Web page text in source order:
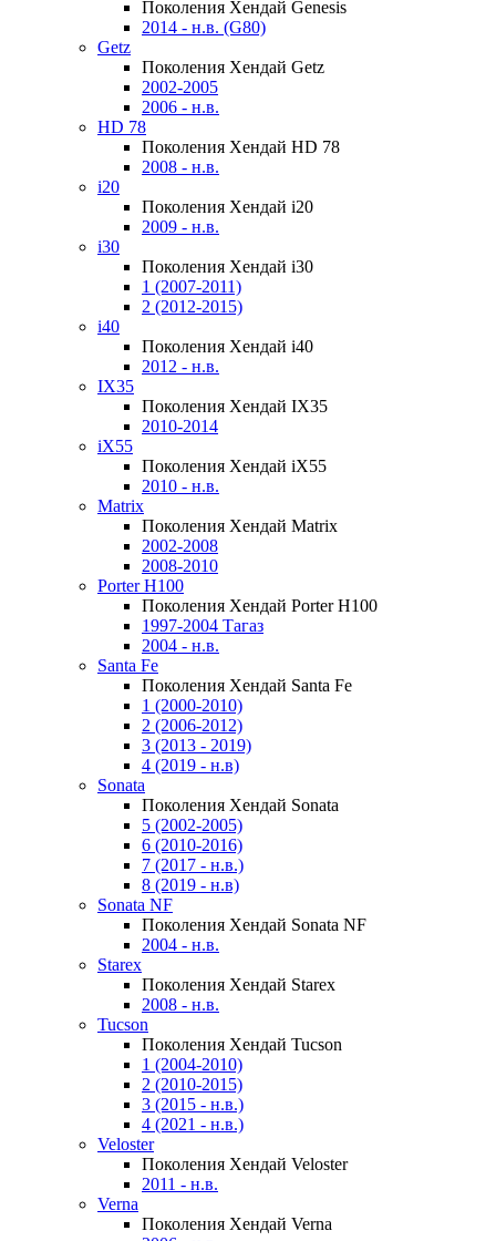
Поколения Хендай Genesis
2014 - н.в. (G80)
Getz
Поколения Хендай Getz
2002-2005
2006 - н.в.
HD 78
Поколения Хендай HD 78
2008 - н.в.
i20
Поколения Хендай i20
2009 - н.в.
i30
Поколения Хендай i30
1 (2007-2011)
2 (2012-2015)
i40
Поколения Хендай i40
2012 - н.в.
IX35
Поколения Хендай IX35
2010-2014
iX55
Поколения Хендай iX55
2010 - н.в.
Matrix
Поколения Хендай Matrix
2002-2008
2008-2010
Porter H100
Поколения Хендай Porter H100
1997-2004 Тагаз
2004 - н.в.
Santa Fe
Поколения Хендай Santa Fe
1 (2000-2010)
2 (2006-2012)
3 (2013 - 2019)
4 (2019 - н.в)
Sonata
Поколения Хендай Sonata
5 (2002-2005)
6 (2010-2016)
7 (2017 - н.в.)
8 (2019 - н.в)
Sonata NF
Поколения Хендай Sonata NF
2004 - н.в.
Starex
Поколения Хендай Starex
2008 - н.в.
Tucson
Поколения Хендай Tucson
1 (2004-2010)
2 (2010-2015)
3 (2015 - н.в.)
4 (2021 - н.в.)
Veloster
Поколения Хендай Veloster
2011 - н.в.
Verna
Поколения Хендай Verna